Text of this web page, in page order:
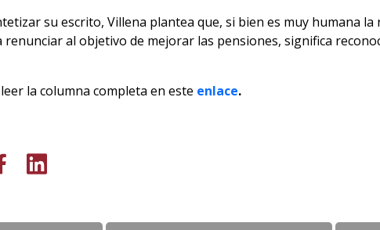
su escrito, Villena plantea que, si bien es muy humana
renunciar al objetivo de mejorar las pensiones, significa
la columna completa en este enlace.